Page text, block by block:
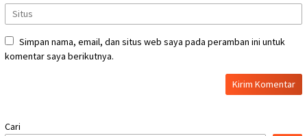
Simpan nama, email, dan situs web saya pada peramban ini untuk
komentar saya berikutnya.
Cari